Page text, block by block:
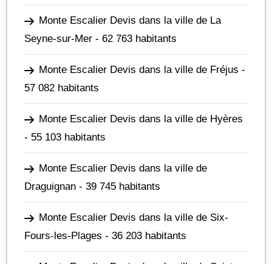
Monte Escalier Devis dans la ville de La
Seyne-sur-Mer - 62 763 habitants
Monte Escalier Devis dans la ville de Fréjus -
57 082 habitants
Monte Escalier Devis dans la ville de Hyères
- 55 103 habitants
Monte Escalier Devis dans la ville de
Draguignan - 39 745 habitants
Monte Escalier Devis dans la ville de Six-
Fours-les-Plages - 36 203 habitants